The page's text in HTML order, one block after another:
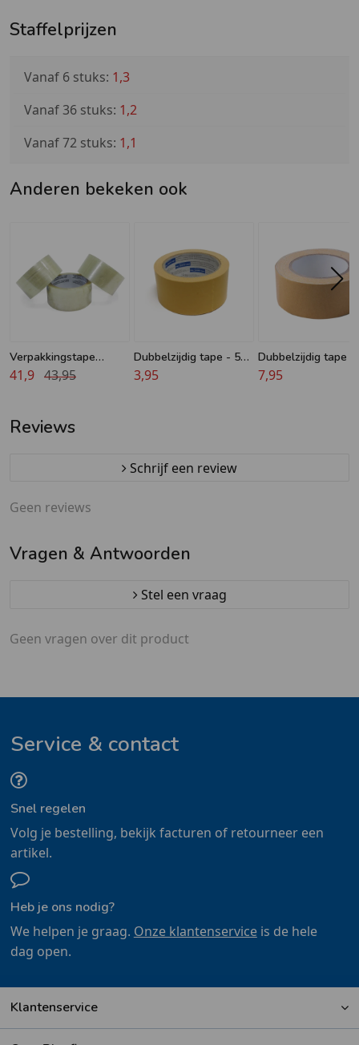
Staffelprijzen
Vanaf 6 stuks: 1,3
Vanaf 36 stuks: 1,2
Vanaf 72 stuks: 1,1
Anderen bekeken ook
Verpakkingstape
transparant - 48 mm x
41,9 43,95
Dubbelzijdig tape - 50
mm x 10 m - Geen
3,95
Dubbelzijdig tape -
mm x 25 m - Geen
7,95
Reviews
Schrijf een review
Geen reviews
Vragen & Antwoorden
Stel een vraag
Geen vragen over dit product
Service & contact
Snel regelen
Volg je bestelling, bekijk facturen of retourneer een
artikel.
Heb je ons nodig?
We helpen je graag. Onze klantenserviceis de hele
dag open.
Klantenservice